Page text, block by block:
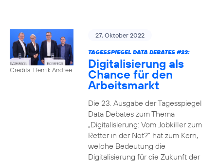
Credits: Henrik Andree
27. Oktober 2022
TAGESSPIEGEL DATA DEBATES #23:
Digitalisierung als
Chance für den
Arbeitsmarkt
Die 23. Ausgabe der Tagesspiegel
Data Debates zum Thema
„Digitalisierung: Vom Jobkiller zum
Retter in der Not?“ hat zum Kern,
welche Bedeutung die
Digitalisierung für die Zukunft der